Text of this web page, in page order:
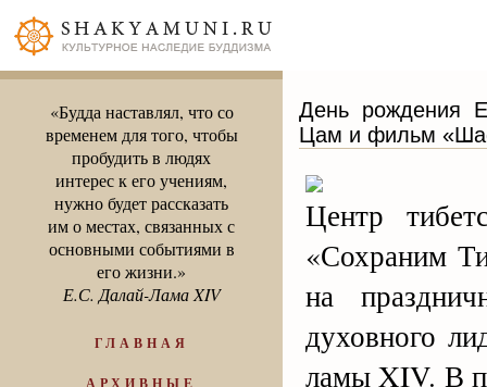
«Будда наставлял, что со
временем для того, чтобы
пробудить в людях
интерес к его учениям,
нужно будет рассказать
им о местах, связанных с
основными событиями в
его жизни.»
Е.С. Далай-Лама XIV
ГЛАВНАЯ
АРХИВНЫЕ
День рождения
Цам и фильм
Центр
«Сохраним
на
духовного
ламы XIV. В